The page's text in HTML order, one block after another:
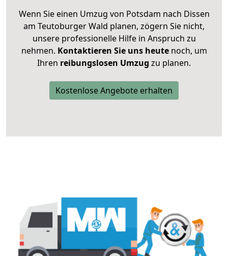
Wenn Sie einen Umzug von Potsdam nach Dissen
am Teutoburger Wald planen, zögern Sie nicht,
unsere professionelle Hilfe in Anspruch zu
nehmen. Kontaktieren Sie uns heutenoch, um
Ihren reibungslosen Umzug zu planen.
Kostenlose Angebote erhalten